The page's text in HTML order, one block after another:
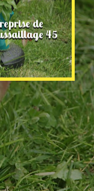
de
45